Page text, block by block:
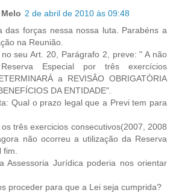
2 de abril de 2010 às 09:48
das forças nessa nossa luta. Parabéns a
na Reunião.
seu Art. 20, Parágrafo 2, preve: " A não
Especial por três exercícios
a REVISÂO OBRIGATÒRIA
DA ENTIDADE".
Qual o prazo legal que a Previ tem para
três exercicios consecutivos(2007, 2008
não ocorreu a utilização da Reserva
Assessoria Jurídica poderia nos orientar
proceder para que a Lei seja cumprida?